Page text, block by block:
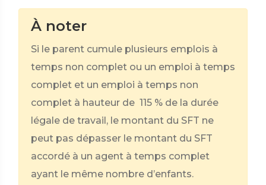
À noter
Si le parent cumule plusieurs emplois à
temps non complet ou un emploi à temps
complet et un emploi à temps non
complet à hauteur de 115 % de la durée
légale de travail, le montant du SFT ne
peut pas dépasser le montant du SFT
accordé à un agent à temps complet
ayant le même nombre d’enfants.